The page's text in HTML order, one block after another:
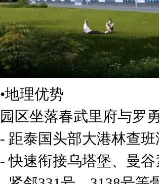
•地理优势
园区坐落春武里府与罗
- 距泰国头部大港林查
- 快速衔接乌塔堡、曼